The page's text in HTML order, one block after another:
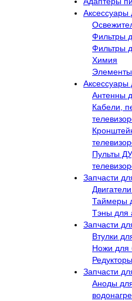
Аксессуары
Фильтры
Фильтры
Химия
Аксессуары
Антенны
Кабели,
Пульты
Запчасти
Таймеры
Тэны для
Запчасти
Втулки
Ножи для
Запчасти
Аноды